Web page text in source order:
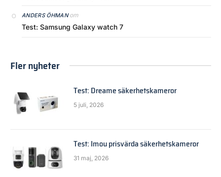
ANDERS ÖHMANom
Test: Samsung Galaxy watch 7
Fler nyheter
Test: Dreame säkerhetskameror
5 juli, 2026
Test: Imou prisvärda säkerhetskameror
31 maj, 2026